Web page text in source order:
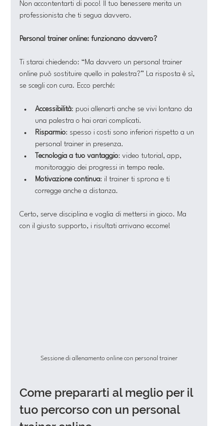
Non accontentarti di poco! Il tuo benessere merita un
professionista che ti segua davvero.
Personal trainer online: funzionano davvero?
Ti starai chiedendo: “Ma davvero un personal trainer
online può sostituire quello in palestra?” La risposta è sì,
se scegli con cura. Ecco perché:
Accessibilità: puoi allenarti anche se vivi lontano da
una palestra o hai orari complicati.
Risparmio: spesso i costi sono inferiori rispetto a un
personal trainer in presenza.
Tecnologia a tuo vantaggio: video tutorial, app,
monitoraggio dei progressi in tempo reale.
Motivazione continua: il trainer ti sprona e ti
corregge anche a distanza.
Certo, serve disciplina e voglia di mettersi in gioco. Ma
con il giusto supporto, i risultati arrivano eccome!
Sessione di allenamento online con personal trainer
Come prepararti al meglio per il
tuo percorso con un personal